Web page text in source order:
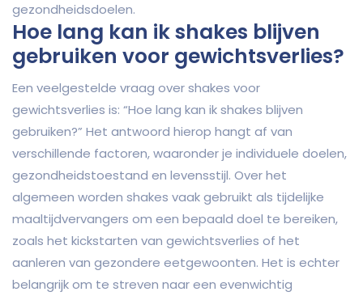
gezondheidsdoelen.
Hoe lang kan ik shakes blijven
gebruiken voor gewichtsverlies?
Een veelgestelde vraag over shakes voor
gewichtsverlies is: “Hoe lang kan ik shakes blijven
gebruiken?” Het antwoord hierop hangt af van
verschillende factoren, waaronder je individuele doelen,
gezondheidstoestand en levensstijl. Over het
algemeen worden shakes vaak gebruikt als tijdelijke
maaltijdvervangers om een bepaald doel te bereiken,
zoals het kickstarten van gewichtsverlies of het
aanleren van gezondere eetgewoonten. Het is echter
belangrijk om te streven naar een evenwichtig